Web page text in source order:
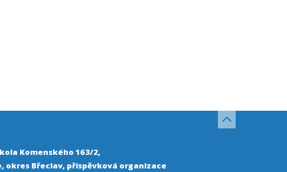
Komenského 163/2,
okres Břeclav, příspěvková organizace